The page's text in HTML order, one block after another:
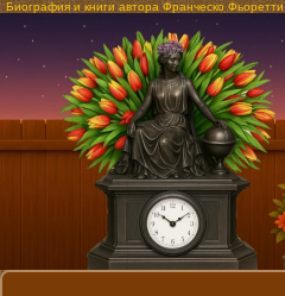
Биография и книги автора Франческо Фьоретти